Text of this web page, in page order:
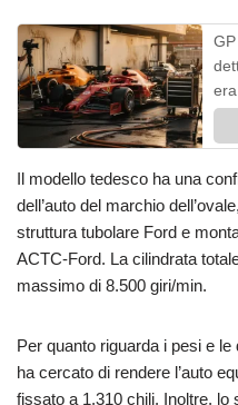
era
Il modello tedesco ha una
dell’auto del marchio
struttura tubolare Ford e
ACTC-Ford. La cilindrata
massimo di 8.500 giri/min.
Per quanto riguarda i pesi e
ha cercato di rendere l’auto
fissato a 1.310 chili. Inoltre, lo